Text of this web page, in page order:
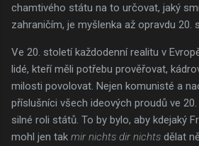
chamtivého státu na to určovat, jaký
zahraničím, je myšlenka až opravdu 20.
Ve 20. století každodenní realitu v
lidé, kteří měli potřebu prověřovat,
milosti povolovat. Nejen komunisté a
příslušníci všech ideových proudů ve
silné roli států. To by bylo, aby kdejaký
mohl jen tak mir nichts dir nichts dělat